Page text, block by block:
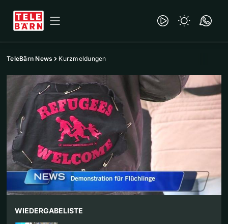
TeleBärn News Kurzmeldungen
WIEDERGABELISTE